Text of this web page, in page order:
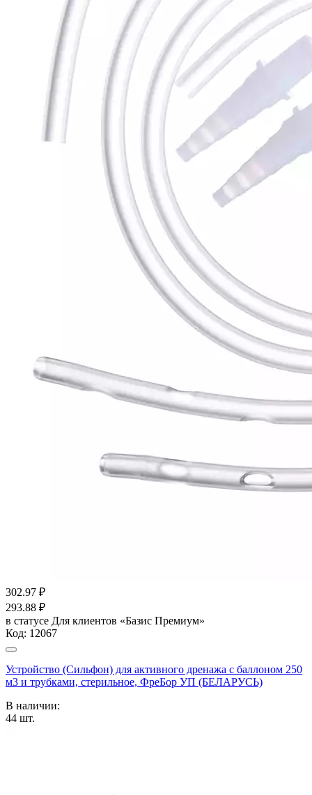
302.97 ₽
293.88 ₽
в статусе Для клиентов «Базис Премиум»
Код: 12067
Устройство (Сильфон) для активного дренажа с баллоном 250
м3 и трубками, стерильное, ФреБор УП (БЕЛАРУСЬ)
В наличии:
44 шт.